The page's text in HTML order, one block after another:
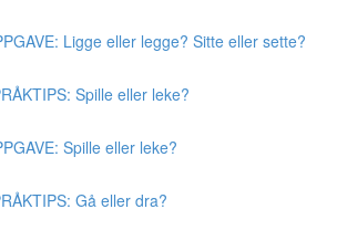
Ligge eller legge? Sitte eller sette?
Spille eller leke?
Spille eller leke?
Gå eller dra?